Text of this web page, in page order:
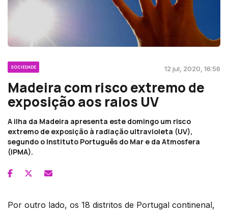
SOCIEDADE 12 jul, 2020, 16:56
Madeira com risco extremo de
exposição aos raios UV
A ilha da Madeira apresenta este domingo um risco
extremo de exposição à radiação ultravioleta (UV),
segundo o Instituto Português do Mar e da Atmosfera
(IPMA).
Por outro lado, os 18 distritos de Portugal continenal,